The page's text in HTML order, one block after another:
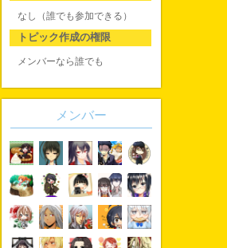
なし（誰でも参加できる）
トピック作成の権限
メンバーなら誰でも
メンバー